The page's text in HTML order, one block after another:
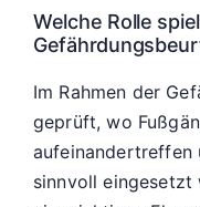
Welche Rolle
Im Rahmen der
geprüft, wo
aufeinandertreffen
sinnvoll eingesetzt